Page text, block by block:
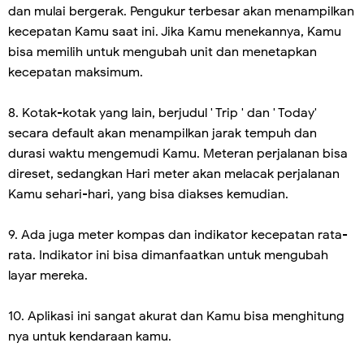
dan mulai bergerak. Pengukur terbesar akan menampilkan
kecepatan Kamu saat ini. Jika Kamu menekannya, Kamu
bisa memilih untuk mengubah unit dan menetapkan
kecepatan maksimum.
8. Kotak-kotak yang lain, berjudul ' Trip ' dan ' Today'
secara default akan menampilkan jarak tempuh dan
durasi waktu mengemudi Kamu. Meteran perjalanan bisa
direset, sedangkan Hari meter akan melacak perjalanan
Kamu sehari-hari, yang bisa diakses kemudian.
9. Ada juga meter kompas dan indikator kecepatan rata-
rata. Indikator ini bisa dimanfaatkan untuk mengubah
layar mereka.
10. Aplikasi ini sangat akurat dan Kamu bisa menghitung
nya untuk kendaraan kamu.